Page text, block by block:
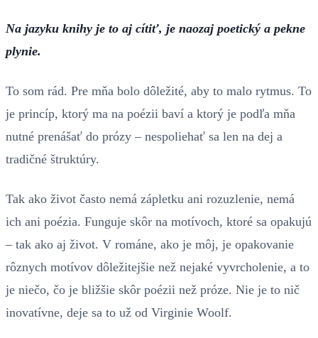
Na jazyku knihy je to aj cítiť, je naozaj poetický a pekne
plynie.
To som rád. Pre mňa bolo dôležité, aby to malo rytmus. To
je princíp, ktorý ma na poézii baví a ktorý je podľa mňa
nutné prenášať do prózy – nespoliehať sa len na dej a
tradičné štruktúry.
Tak ako život často nemá zápletku ani rozuzlenie, nemá
ich ani poézia. Funguje skôr na motívoch, ktoré sa opakujú
– tak ako aj život. V románe, ako je môj, je opakovanie
rôznych motívov dôležitejšie než nejaké vyvrcholenie, a to
je niečo, čo je bližšie skôr poézii než próze. Nie je to nič
inovatívne, deje sa to už od Virginie Woolf.